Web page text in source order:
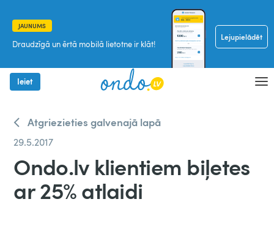
JAUNUMS
Draudzīgā un ērtā mobilā lietotne ir klāt!
Lejupielādēt
Ieiet
Atgriezieties galvenajā lapā
29.5.2017
Ondo.lv klientiem biļetes
ar 25% atlaidi